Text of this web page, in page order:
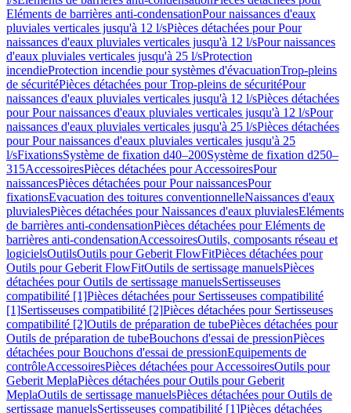
Eléments de barrières anti-condensationPour naissances d'eaux
pluviales verticales jusqu'à 12 l/sPièces détachées pour Pour
naissances d'eaux pluviales verticales jusqu'à 12 l/sPour naissances
d'eaux pluviales verticales jusqu'à 25 l/sProtection
incendieProtection incendie pour systèmes d'évacuationTrop-pleins
de sécuritéPièces détachées pour Trop-pleins de sécuritéPour
naissances d'eaux pluviales verticales jusqu'à 12 l/sPièces détachées
pour Pour naissances d'eaux pluviales verticales jusqu'à 12 l/sPour
naissances d'eaux pluviales verticales jusqu'à 25 l/sPièces détachées
pour Pour naissances d'eaux pluviales verticales jusqu'à 25
l/sFixationsSystème de fixation d40–200Système de fixation d250–
315AccessoiresPièces détachées pour AccessoiresPour
naissancesPièces détachées pour Pour naissancesPour
fixationsEvacuation des toitures conventionnelleNaissances d'eaux
pluvialesPièces détachées pour Naissances d'eaux pluvialesEléments
de barrières anti-condensationPièces détachées pour Eléments de
barrières anti-condensationAccessoiresOutils, composants réseau et
logicielsOutilsOutils pour Geberit FlowFitPièces détachées pour
Outils pour Geberit FlowFitOutils de sertissage manuelsPièces
détachées pour Outils de sertissage manuelsSertisseuses
compatibilité [1]Pièces détachées pour Sertisseuses compatibilité
[1]Sertisseuses compatibilité [2]Pièces détachées pour Sertisseuses
compatibilité [2]Outils de préparation de tubePièces détachées pour
Outils de préparation de tubeBouchons d'essai de pressionPièces
détachées pour Bouchons d'essai de pressionEquipements de
contrôleAccessoiresPièces détachées pour AccessoiresOutils pour
Geberit MeplaPièces détachées pour Outils pour Geberit
MeplaOutils de sertissage manuelsPièces détachées pour Outils de
sertissage manuelsSertisseuses compatibilité [1]Pièces détachées